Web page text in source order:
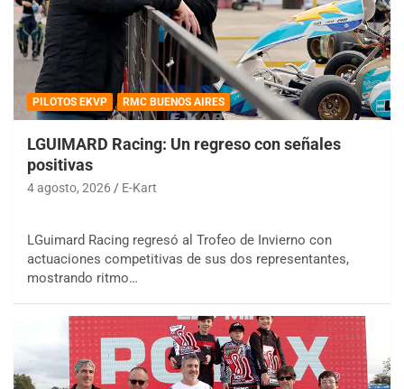
PILOTOS EKVP RMC BUENOS AIRES
LGUIMARD Racing: Un regreso con señales
positivas
4 agosto, 2026 E-Kart
LGuimard Racing regresó al Trofeo de Invierno con
actuaciones competitivas de sus dos representantes,
mostrando ritmo…